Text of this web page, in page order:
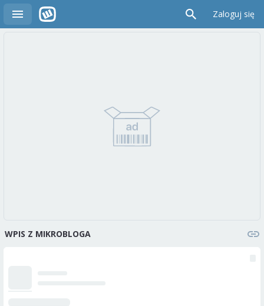
Zaloguj się
WPIS Z MIKROBLOGA